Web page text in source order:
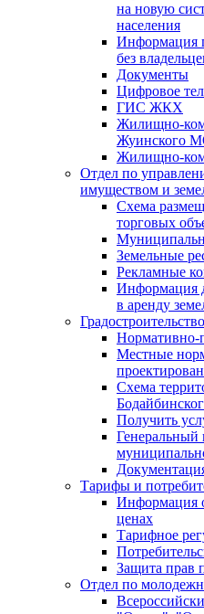
на новую
населения
Информация
без
Документы
Цифровое
ГИС ЖКХ
Жилищно-
Жуинского
Жилищно-
Отдел по
имуществом и
Схема
торговых
Земельные
Рекламные
Информация
в аренду
Градостроительство
Нормативно-
Местные
Схема
Получить
Генеральный
Тарифы и
Информация
ценах
Тарифное
Защита прав
Отдел по